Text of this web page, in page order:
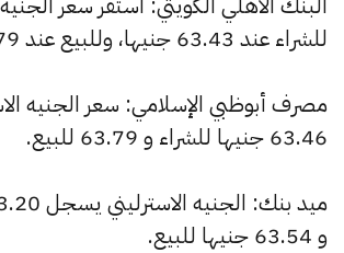
للشراء عند 63.43 جنيها، وللبيع عند 63.79 جنيها.
مصرف أبوظبي الإسلامي: سعر الجنيه
63.46 جنيها للشراء و 63.79 للبيع.
و 63.54 جنيها للبيع.